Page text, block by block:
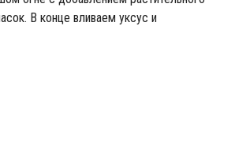
В конце вливаем уксус и